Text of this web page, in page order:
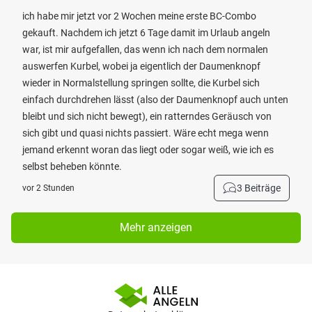
ich habe mir jetzt vor 2 Wochen meine erste BC-Combo
gekauft. Nachdem ich jetzt 6 Tage damit im Urlaub angeln
war, ist mir aufgefallen, das wenn ich nach dem normalen
auswerfen Kurbel, wobei ja eigentlich der Daumenknopf
wieder in Normalstellung springen sollte, die Kurbel sich
einfach durchdrehen lässt (also der Daumenknopf auch unten
bleibt und sich nicht bewegt), ein ratterndes Geräusch von
sich gibt und quasi nichts passiert. Wäre echt mega wenn
jemand erkennt woran das liegt oder sogar weiß, wie ich es
selbst beheben könnte.
vor 2 Stunden 3 Beiträge
Mehr anzeigen